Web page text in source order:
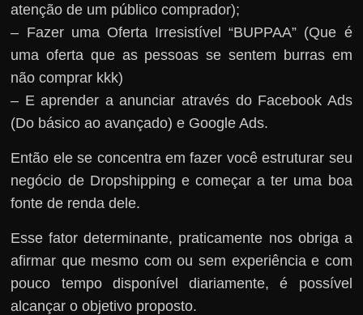
atenção de um público comprador);
– Fazer uma Oferta Irresistível “BUPPAA” (Que é
uma oferta que as pessoas se sentem burras em
não comprar kkk)
– E aprender a anunciar através do Facebook Ads
(Do básico ao avançado) e Google Ads.
Então ele se concentra em fazer você estruturar seu
negócio de Dropshipping e começar a ter uma boa
fonte de renda dele.
Esse fator determinante, praticamente nos obriga a
afirmar que mesmo com ou sem experiência e com
pouco tempo disponível diariamente, é possível
alcançar o objetivo proposto.